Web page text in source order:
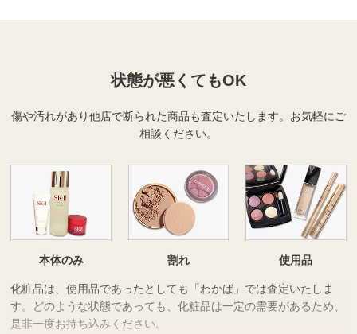
状態が悪くてもOK
傷や汚れがあり他店で断られた商品も査定いたします。 お気軽にご
相談ください。
本体のみ 割れ 使用品
化粧品は、使用品であったとしても「わかば」では査定いたしま
す。どのような状態であっても、化粧品は一定の需要があるため、
是非一度お持ち込みください。